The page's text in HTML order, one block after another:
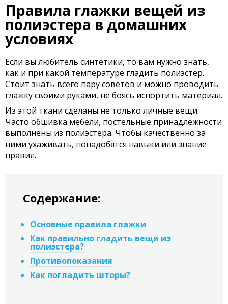
Правила глажки вещей из
полиэстера в домашних
условиях
Если вы любитель синтетики, то вам нужно знать,
как и при какой температуре гладить полиэстер.
Стоит знать всего пару советов и можно проводить
глажку своими руками, не боясь испортить материал.
Из этой ткани сделаны не только личные вещи.
Часто обшивка мебели, постельные принадлежности
выполнены из полиэстера. Чтобы качественно за
ними ухаживать, понадобятся навыки или знание
правил.
Содержание:
Основные правила глажки
Как правильно гладить вещи из
полиэстера?
Противопоказания
Как погладить шторы?